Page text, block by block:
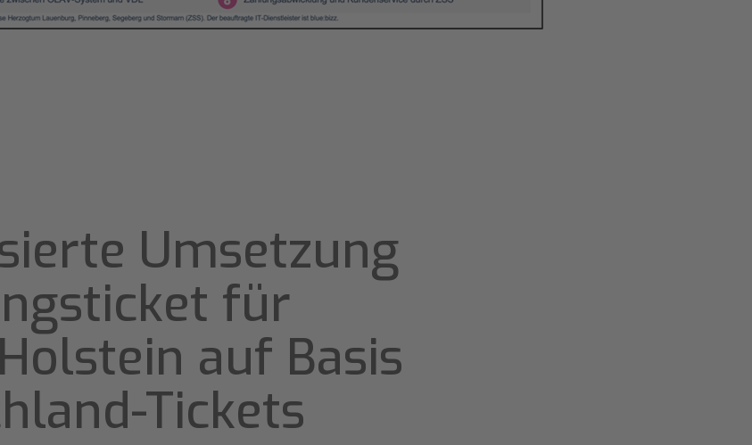
Umsetzung
für
auf Basis
Tickets